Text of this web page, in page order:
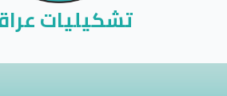
تشكيليات